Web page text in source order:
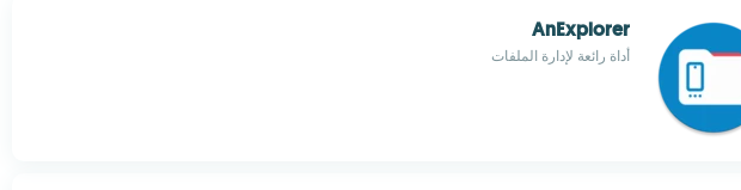
AnExplorer
أداة رائعة لإدارة الملفات